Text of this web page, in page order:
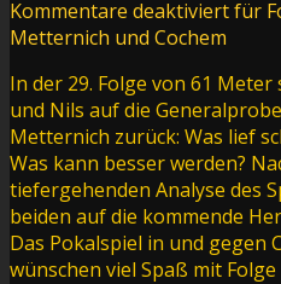
Kommentare deaktiviertfür
Metternich und Cochem
In der 29. Folge von 61 Meter
und Nils auf die
Metternich zurück: Was lief
Was kann besser werden?
tiefergehenden Analyse des
beiden auf die kommende
Das Pokalspiel in und gegen
wünschen viel Spaß mit Folge